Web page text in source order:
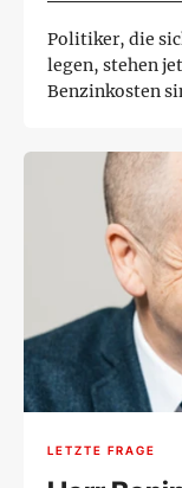
Politiker, die
legen, stehen
Benzinkosten
LETZTE FRAGE